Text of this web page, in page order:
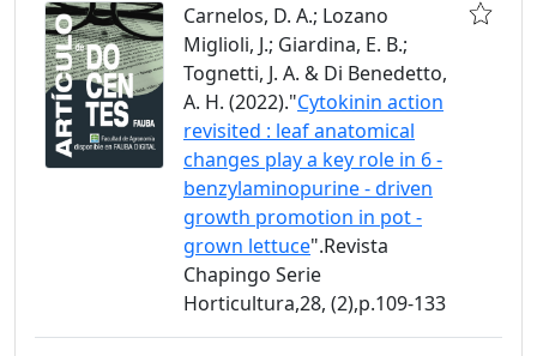
Carnelos, D. A.; Lozano
Miglioli, J.; Giardina, E. B.;
Tognetti, J. A. & Di Benedetto,
A. H. (2022)."Cytokinin action
revisited : leaf anatomical
changes play a key role in 6 -
benzylaminopurine - driven
growth promotion in pot -
grown lettuce".Revista
Chapingo Serie
Horticultura,28, (2),p.109-133